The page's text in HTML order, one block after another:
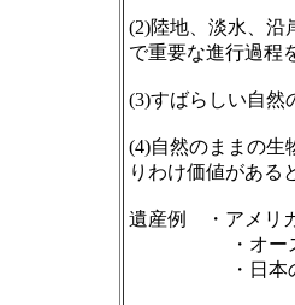
(2)陸地、淡水、沿
で重要な進行過程
(3)すばらしい自然
(4)自然のままの生
りわけ価値がある
遺産例 ・アメリ
・オースト
・日本